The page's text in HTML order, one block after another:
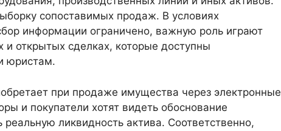
сопоставимых продаж. В условиях
информации ограничено, важную роль играют
и открытых сделках, которые доступны
юристам.
при продаже имущества через электронные
и покупатели хотят видеть обоснование
ликвидность актива. Соответственно,